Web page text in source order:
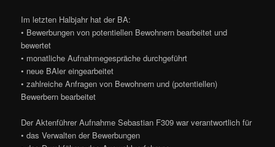
Im letzten Halbjahr hat der BA:
• Bewerbungen von potentiellen Bewohnern bearbeitet und
bewertet
• monatliche Aufnahmegespräche durchgeführt
• neue BAler eingearbeitet
• zahlreiche Anfragen von Bewohnern und (potentiellen)
Bewerbern bearbeitet
Der Aktenführer Aufnahme Sebastian F309 war verantwortlich für
• das Verwalten der Bewerbungen